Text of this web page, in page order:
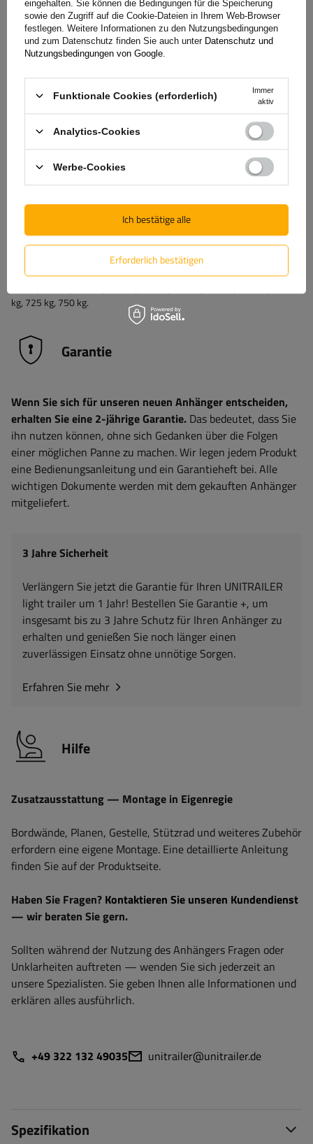
Chat oder Telefon. Bei der Bestellung eines PKW-Anhängers geben Sie
bitte das zulässige Gesamtgewicht des PKW an, der den Anhänger
ziehen soll. Angaben zum zulässigen Gesamtgewicht finden Sie auf der
letzten Seite der Zulassungsbescheinigung unter
Mögliches Gesamtgewicht: 300 kg, 350 kg, 400 kg, 450 kg, 499 kg,
kg, 725 kg, 750 kg.
Garantie
Wenn Sie sich für unseren neuen Anhänger entscheiden,
erhalten Sie eine 2-jährige Garantie. Das bedeutet, dass Sie
ihn nutzen können, ohne sich Gedanken über die Folgen
einer möglichen Panne zu machen. Wir legen jedem Produkt
eine Bedienungsanleitung und ein Garantieheft bei. Alle
wichtigen Dokumente werden mit dem gekauften Anhänger
mitgeliefert.
3 Jahre Sicherheit
Verlängern Sie jetzt die Garantie für Ihren UNITRAILER
light trailer um 1 Jahr! Bestellen Sie Garantie +, um
insgesamt bis zu 3 Jahre Schutz für Ihren Anhänger zu
erhalten und genießen Sie noch länger einen
zuverlässigen Einsatz ohne unnötige Sorgen.
Erfahren Sie mehr
Hilfe
Zusatzausstattung — Montage in Eigenregie
Bordwände, Planen, Gestelle, Stützrad und weiteres Zubehör
erfordern eine eigene Montage. Eine detaillierte Anleitung
finden Sie auf der Produktseite.
Haben Sie Fragen? Kontaktieren Sie unseren Kundendienst
— wir beraten Sie gern.
Sollten während der Nutzung des Anhängers Fragen oder
Unklarheiten auftreten — wenden Sie sich jederzeit an
unsere Spezialisten. Sie geben Ihnen alle Informationen und
erklären alles ausführlich.
+49 322 132 49035 unitrailer@unitrailer.de
Spezifikation
eingehalten. Sie können die Bedingungen für die Speicherung
sowie den Zugriff auf die Cookie-Dateien in Ihrem Web-Browser
festlegen. Weitere Informationen zu den Nutzungsbedingungen
und zum Datenschutz finden Sie auch unter Datenschutz und
Nutzungsbedingungen von Google
Funktionale Cookies (erforderlich)
Immer
aktiv
Analytics-Cookies
Werbe-Cookies
Erforderlich bestätigen
Ich bestätige alle